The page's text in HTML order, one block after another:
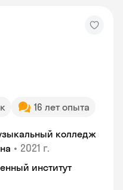
16 лет опыта
колледж
• 2021 г.
институт